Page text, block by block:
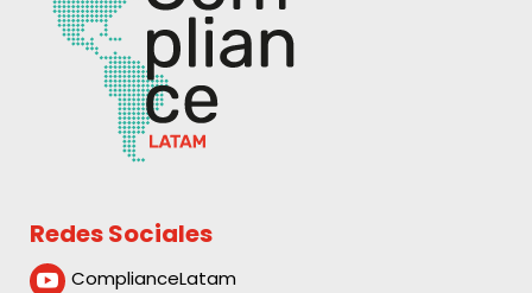
Redes Sociales
 ComplianceLatam